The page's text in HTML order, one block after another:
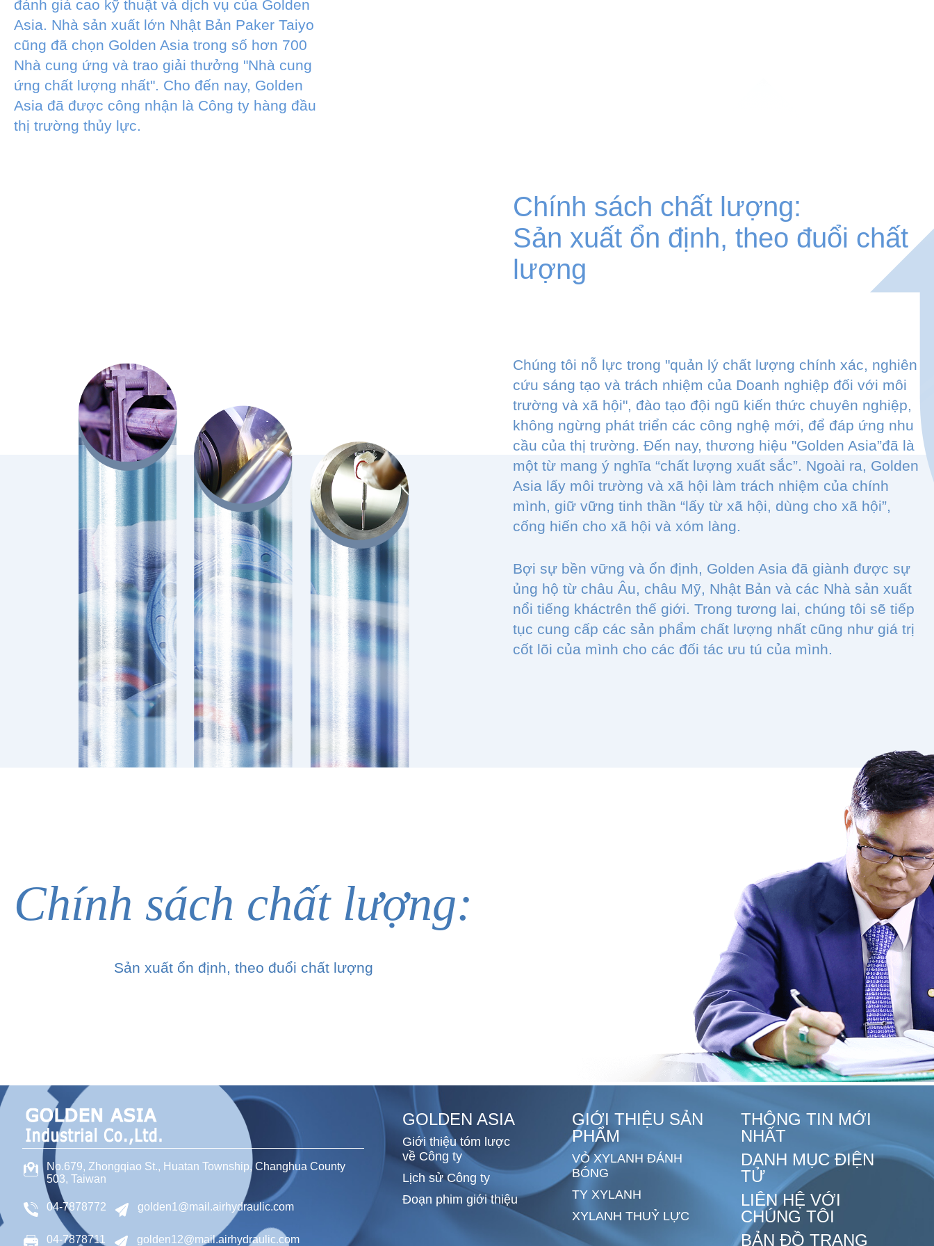
đánh giá cao kỹ thuật và dịch vụ của Golden
Asia. Nhà sản xuất lớn Nhật Bản Paker Taiyo
cũng đã chọn Golden Asia trong số hơn 700
Nhà cung ứng và trao giải thưởng "Nhà cung
ứng chất lượng nhất". Cho đến nay, Golden
Asia đã được công nhận là Công ty hàng đầu
thị trường thủy lực.
Chính sách chất lượng:
Sản xuất ổn định, theo đuổi chất
lượng
Chúng tôi nỗ lực trong "quản lý chất lượng chính xác, nghiên
cứu sáng tạo và trách nhiệm của Doanh nghiệp đối với môi
trường và xã hội", đào tạo đội ngũ kiến thức chuyên nghiệp,
không ngừng phát triển các công nghệ mới, để đáp ứng nhu
cầu của thị trường. Đến nay, thương hiệu "Golden Asia”đã là
một từ mang ý nghĩa “chất lượng xuất sắc”. Ngoài ra, Golden
Asia lấy môi trường và xã hội làm trách nhiệm của chính
mình, giữ vững tinh thần “lấy từ xã hội, dùng cho xã hội”,
cống hiến cho xã hội và xóm làng.
Bợi sự bền vững và ổn định, Golden Asia đã giành được sự
ủng hộ từ châu Âu, châu Mỹ, Nhật Bản và các Nhà sản xuất
nổi tiếng kháctrên thế giới. Trong tương lai, chúng tôi sẽ tiếp
tục cung cấp các sản phẩm chất lượng nhất cũng như giá trị
cốt lõi của mình cho các đối tác ưu tú của mình.
Chính sách chất lượng:
Sản xuất ổn định, theo đuổi chất lượng
No.679, Zhongqiao St., Huatan Township, Changhua County
503, Taiwan
04-7878772 golden1@mail.airhydraulic.com
04-7878711 golden12@mail.airhydraulic.com
GOLDEN ASIA
Giới thiệu tóm lược
về Công ty
Lịch sử Công ty
Đoạn phim giới thiệu
GIỚI THIỆU SẢN
PHẨM
VỎ XYLANH ĐÁNH
BÓNG
TY XYLANH
XYLANH THUỶ LỰC
THÔNG TIN MỚI
NHẤT
DANH MỤC ĐIỆN
TỬ
LIÊN HỆ VỚI
CHÚNG TÔI
BẢN ĐỒ TRANG